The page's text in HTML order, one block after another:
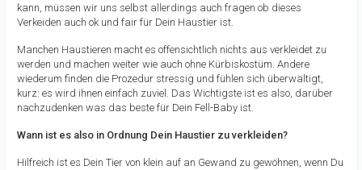
kann, müssen wir uns selbst allerdings auch fragen ob dieses
Verkeiden auch ok und fair für Dein Haustier ist.
Manchen Haustieren macht es offensichtlich nichts aus verkleidet zu
werden und machen weiter wie auch ohne Kürbiskostüm. Andere
wiederum finden die Prozedur stressig und fühlen sich überwältigt,
kurz: es wird ihnen einfach zuviel. Das Wichtigste ist es also, darüber
nachzudenken was das beste für Dein Fell-Baby ist.
Wann ist es also in Ordnung Dein Haustier zu verkleiden?
Hilfreich ist es Dein Tier von klein auf an Gewand zu gewöhnen, wenn Du